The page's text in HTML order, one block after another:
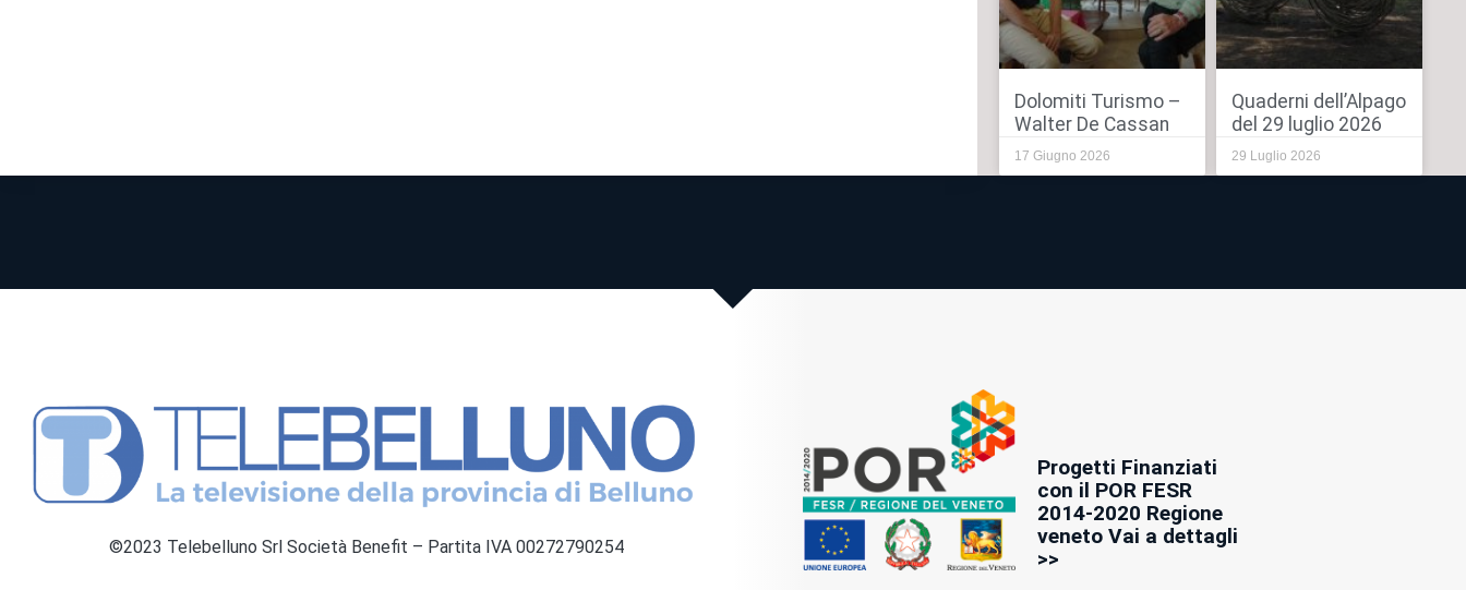
Dolomiti Turismo –
Walter De Cassan
17 Giugno 2026
Quaderni dell’Alpago
del 29 luglio 2026
29 Luglio 2026
©2023 Telebelluno Srl Società Benefit – Partita IVA 00272790254
Progetti Finanziati
con il POR FESR
2014-2020 Regione
veneto Vai a dettagli
>>